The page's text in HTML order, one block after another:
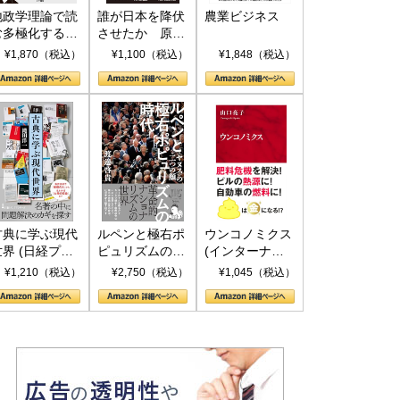
政学理論で読
多極化する世
トランプと
¥1,870（税込）
誰が日本を降伏
させたか 原爆
投下、ソ連参
(PHP新書)
¥1,100（税込）
農業ビジネス
¥1,848（税込）
典に学ぶ現代
界 (日経プレ
アシリーズ)
¥1,210（税込）
ルペンと極右ポ
ピュリズムの時
代：〈ヤヌス〉
¥2,750（税込）
ウンコノミクス
(インターナシ
ョナル新書)
¥1,045（税込）